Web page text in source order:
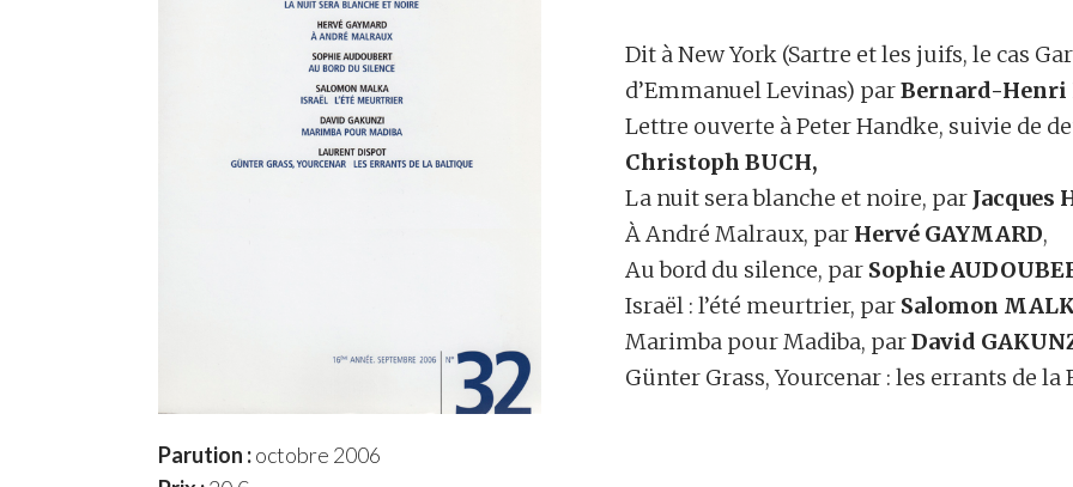
Parution :octobre 2006
Dit à New York (Sartre et les juifs, le cas
d’Emmanuel Levinas) parBernard-Henri
Lettre ouverte à Peter Handke, suivie de
Christoph BUCH,
La nuit sera blanche et noire, par Jacques
À André Malraux, par Hervé GAYMARD,
Au bord du silence, par Sophie
Israël : l’été meurtrier, par Salomon
Marimba pour Madiba, parDavid
Günter Grass, Yourcenar : les errants de